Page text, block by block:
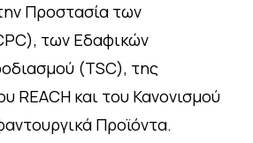
Προστασία των
των Εδαφικών
(TSC), της
REACH και του Κανονισμού
Προϊόντα.